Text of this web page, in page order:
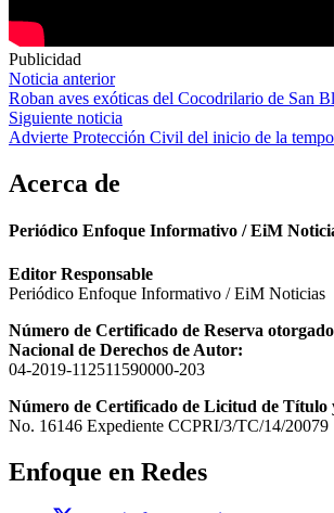
Publicidad
Navegación
de
entradas
Noticia anterior
Roban aves exóticas del Cocodrilario de San
Siguiente noticia
Advierte Protección Civil del inicio de la
Acerca de
Periódico Enfoque Informativo / EiM
Editor Responsable
Periódico Enfoque Informativo / EiM Noticias
Número de Certificado de Reserva
Nacional de Derechos de Autor:
04-2019-112511590000-203
Número de Certificado de Licitud de Título
No. 16146 Expediente CCPRI/3/TC/14/20079
Enfoque en Redes